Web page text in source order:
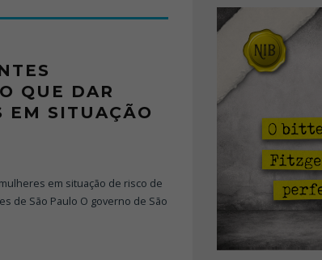
QUE DAR
EM SITUAÇÃO
em situação de risco de
de São Paulo O governo de São